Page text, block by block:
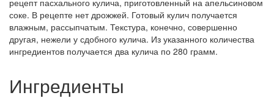
рецепт пасхального кулича, приготовленный на апельсиновом
соке. В рецепте нет дрожжей. Готовый кулич получается
влажным, рассыпчатым. Текстура, конечно, совершенно
другая, нежели у сдобного кулича. Из указанного количества
ингредиентов получается два кулича по 280 грамм.
Ингредиенты